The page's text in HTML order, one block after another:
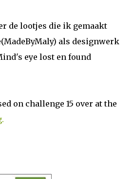
de lootjes die ik gemaakt
als designwerk
eye lost en found
on challenge 15 over at the